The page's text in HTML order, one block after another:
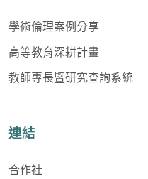
學術倫理案例分享
高等教育深耕計畫
教師專長暨研究查詢系統
連結
合作社